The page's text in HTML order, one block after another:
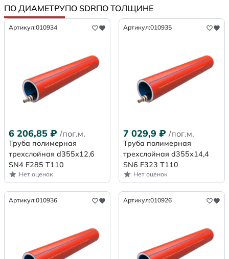
ПО ДИАМЕТРУПО SDRПО ТОЛЩИНЕ
Артикул:010934
6 206,85 ₽ /пог.м.
Труба полимерная
трехслойная d355х12,6
SN4 F285 Т110
Нет оценок
Артикул:010935
7 029,9 ₽ /пог.м.
Труба полимерная
трехслойная d355х14,4
SN6 F323 Т110
Нет оценок
Артикул:010936 Артикул:010926